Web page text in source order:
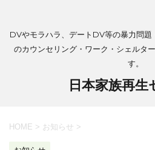
DVやモラハラ、デートDV等の暴力問題
のカウンセリング・ワーク・シェルタ
す。
日本家族再生
HOME > お知らせ >